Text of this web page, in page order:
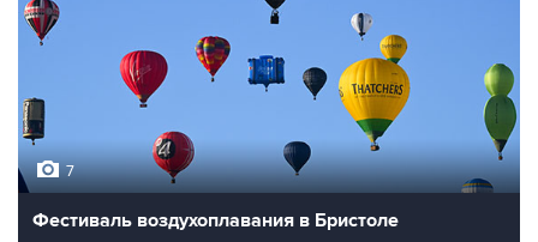
7
Фестиваль воздухоплавания в Бристоле